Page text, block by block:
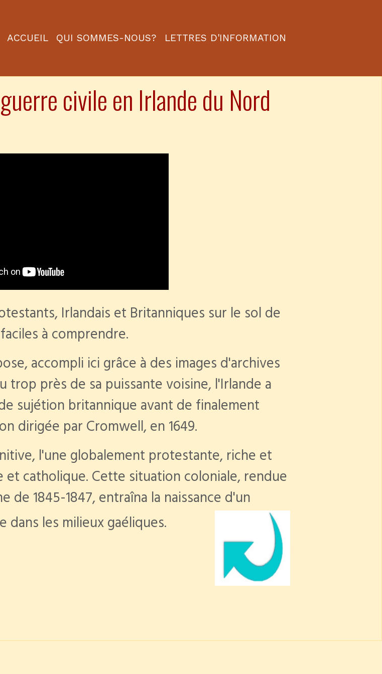
ACCUEIL QUI SOMMES-NOUS? LETTRES D'INFORMATION
civile en Irlande du Nord
Irlandais et Britanniques sur le sol de
à comprendre.
accompli ici grâce à des images d'archives
trop près de sa puissante voisine, l'Irlande a
sujétion britannique avant de finalement
dirigée par Cromwell, en 1649.
l'une globalement protestante, riche et
et catholique. Cette situation coloniale, rendue
1845-1847, entraîna la naissance d'un
les milieux gaéliques.